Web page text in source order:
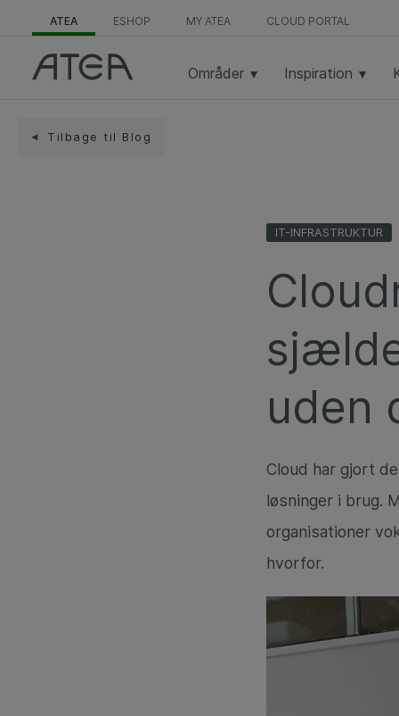
ATEA ESHOP MY ATEA CLOUD PORTAL
Områder Inspiration
Tilbage til Blog
IT-INFRASTRUKTUR
uden
Cloud har gjort
løsninger i brug.
organisationer
hvorfor.